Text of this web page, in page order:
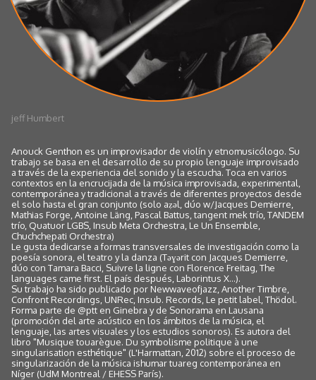
jeff Humbert
Anouck Genthon es un improvisador de violín y etnomusicólogo. Su
trabajo se basa en el desarrollo de su propio lenguaje improvisado
a través de la experiencia del sonido y la escucha. Toca en varios
contextos en la encrucijada de la música improvisada, experimental,
contemporánea y tradicional a través de diferentes proyectos desde
el solo hasta el gran conjunto (solo aẓǝl, dúo w/Jacques Demierre,
Mathias Forge, Antoine Läng, Pascal Battus, tangent mek trío, TANDEM
trío, Quatuor LGBS, Insub Meta Orchestra, Le Un Ensemble,
Chuchchepati Orchestra)
Le gusta dedicarse a formas transversales de investigación como la
poesía sonora, el teatro y la danza (Tǝɣǝrit con Jacques Demierre,
dúo con Tamara Bacci, Suivre la ligne con Florence Freitag, The
languages came first. El país después, Laborintus X...).
Su trabajo ha sido publicado por Newwaveofjazz, Another Timbre,
Confront Recordings, UNRec, Insub. Records, Le petit label, Thödol.
Forma parte de @ptt en Ginebra y de Sonorama en Lausana
(promoción del arte acústico en los ámbitos de la música, el
lenguaje, las artes visuales y los estudios sonoros). Es autora del
libro "Musique touarègue. Du symbolisme politique à une
singularisation esthétique" (L'Harmattan, 2012) sobre el proceso de
singularización de la música ishumar tuareg contemporánea en
Níger (UdM Montreal / EHESS París).